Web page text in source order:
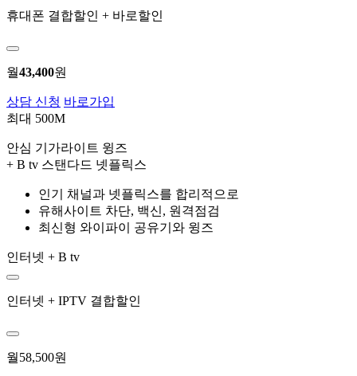
휴대폰 결합할인 + 바로할인
월43,400원
상담 신청 바로가입
최대 500M
안심 기가라이트 윙즈
+ B tv 스탠다드 넷플릭스
인기 채널과 넷플릭스를 합리적으로
유해사이트 차단, 백신, 원격점검
최신형 와이파이 공유기와 윙즈
인터넷 + B tv
인터넷 + IPTV 결합할인
월58,500원